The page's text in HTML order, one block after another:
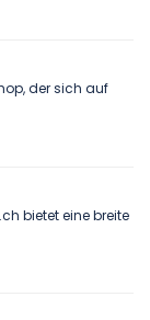
der sich auf
bietet eine breite